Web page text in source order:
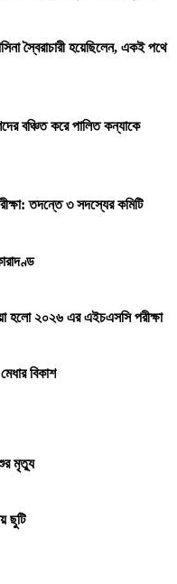
স্বৈরাচারী হয়েছিলেন, একই পথে
বঞ্চিত করে পালিত কন্যাকে
তদন্তে ৩ সদস্যের কমিটি
হলো ২০২৬ এর এইচএসসি পরীক্ষা
বিকাশ
মৃত্যু
ছুটি